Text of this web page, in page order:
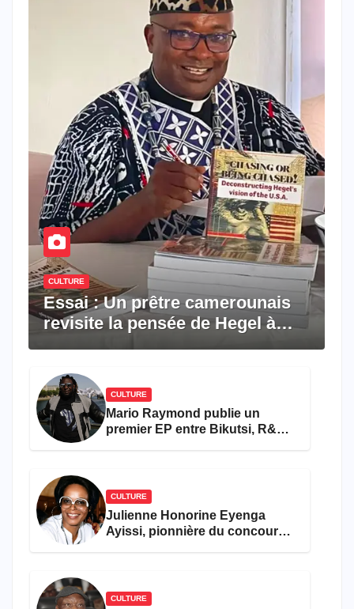
CULTURE
Essai : Un prêtre camerounais
revisite la pensée de Hegel à
CULTURE
Mario Raymond publie un
premier EP entre Bikutsi, R&B
CULTURE
Julienne Honorine Eyenga
Ayissi, pionnière du concours
CULTURE